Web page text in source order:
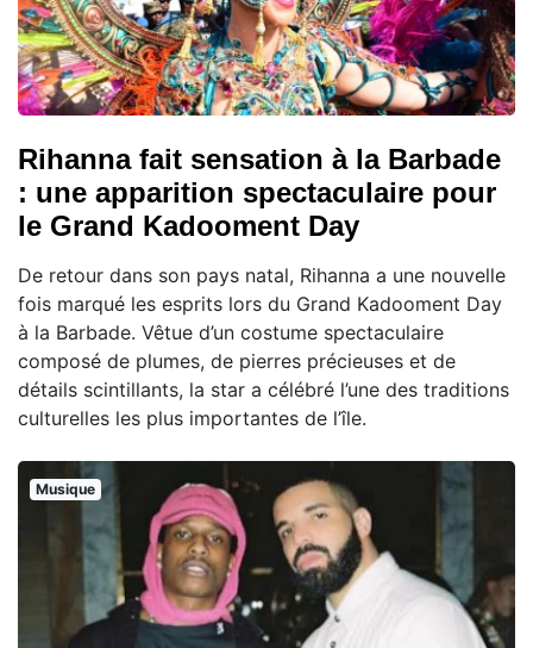
Rihanna fait sensation à la Barbade
: une apparition spectaculaire pour
le Grand Kadooment Day
De retour dans son pays natal, Rihanna a une nouvelle
fois marqué les esprits lors du Grand Kadooment Day
à la Barbade. Vêtue d’un costume spectaculaire
composé de plumes, de pierres précieuses et de
détails scintillants, la star a célébré l’une des traditions
culturelles les plus importantes de l’île.
Musique